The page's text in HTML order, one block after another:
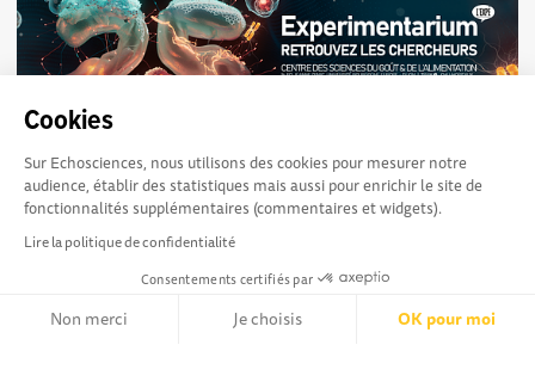
Cookies
Sur Echosciences, nous utilisons des cookies pour mesurer notre
audience, établir des statistiques mais aussi pour enrichir le site de
fonctionnalités supplémentaires (commentaires et widgets).
Lire la politique de confidentialité
Consentements certifiés par
Non merci Je choisis OK pour moi
L'Expé fête ses 25 ans !
Rendez-vous les 21, 22 et 23 mai 2026 à Dijon pour célébrer
25 années d’échanges et de découvertes autour de la
recherche en train de se faire ! ...